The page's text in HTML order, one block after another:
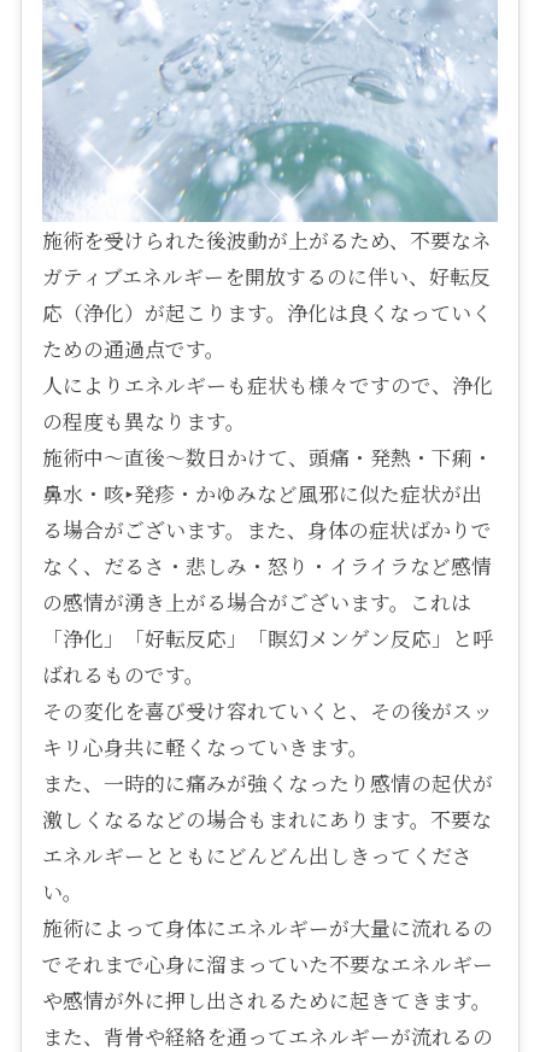
施術を受けられた後波動が上がるため、不要なネ
ガティブエネルギーを開放するのに伴い、好転反
応（浄化）が起こります。浄化は良くなっていく
ための通過点です。
人によりエネルギーも症状も様々ですので、浄化
の程度も異なります。
施術中～直後～数日かけて、頭痛・発熱・下痢・
鼻水・咳‣発疹・かゆみなど風邪に似た症状が出
る場合がございます。また、身体の症状ばかりで
なく、だるさ・悲しみ・怒り・イライラなど感情
の感情が湧き上がる場合がございます。これは
「浄化」「好転反応」「瞑幻メンゲン反応」と呼
ばれるものです。
その変化を喜び受け容れていくと、その後がスッ
キリ心身共に軽くなっていきます。
また、一時的に痛みが強くなったり感情の起伏が
激しくなるなどの場合もまれにあります。不要な
エネルギーとともにどんどん出しきってくださ
い。
施術によって身体にエネルギーが大量に流れるの
でそれまで心身に溜まっていた不要なエネルギー
や感情が外に押し出されるために起きてきます。
また、背骨や経絡を通ってエネルギーが流れるの